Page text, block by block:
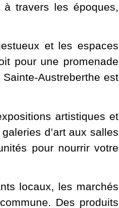
travers les époques,
et les espaces
pour une promenade
Austreberthe est
artistiques et
d’art aux salles
pour nourrir votre
locaux, les marchés
Des produits